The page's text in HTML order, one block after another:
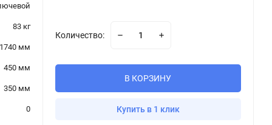
83 кг
мм
450 мм
350 мм
0
Количество:
В КОРЗИНУ
Купить в 1 клик